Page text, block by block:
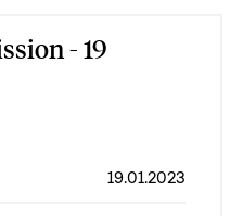
- 19
19.01.2023